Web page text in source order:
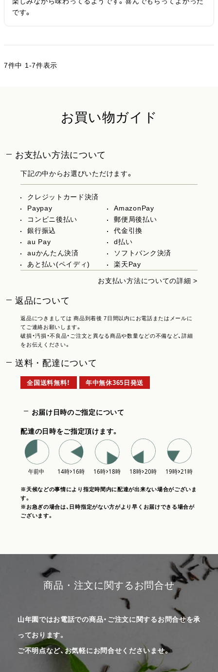
です。
7件中 1-7件表示
お買い物ガイド
お支払い方法について
下記の中からお選びいただけます。
クレジットカード決済
Paypay
AmazonPay
コンビニ後払い
郵便局後払い
銀行振込
代金引換
au Pay
d払い
auかんたん決済
ソフトバンク決済
あと払い(ペイディ)
楽天Pay
お支払い方法についての詳細 >
返品について
返品につきましては 商品到着後 7日間以内にお電話またはメールに
てご連絡お願いします。
破損・汚損・不良品・ご注文と異なる商品や数量などの不備など、詳細
をお伝えください。
送料・配達について
全国送料無料！ 年中無休365日発送
お届け日時のご指定について
配達の日時をご指定頂けます。
※天候などの事情により指定時間内に配達が出来ない場合がございま
す。
※お急ぎの場合は、日時指定がない方がより早くお届けできる場合が
ございます。
商品・注文に関するお問合せ
山年園ではお電話での商品・ご注文に関するお問合せを承
っております。
ご不明点など、お気軽にお問合せくださいませ。